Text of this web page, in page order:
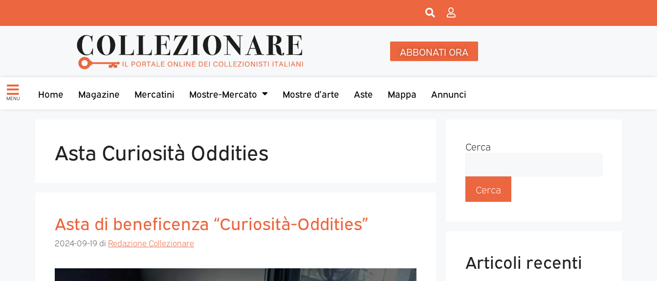
ABBONATI ORA
MENU Home Magazine Mercatini Mostre-Mercato Mostre d’arte Aste Mappa Annunci
Asta Curiosità Oddities
Asta di beneficenza “Curiosità-Oddities”
2024-09-19 di Redazione Collezionare
Cerca
Cerca
Articoli recenti